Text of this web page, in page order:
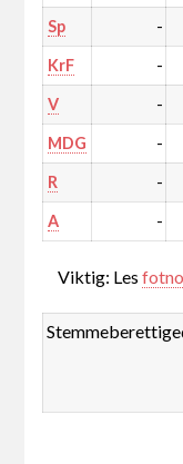
Sp -
KrF -
V -
MDG -
R -
A -
Viktig: Les